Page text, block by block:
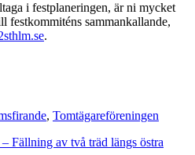
i festplaneringen, är ni mycket
festkommiténs sammankallande,
.
, Tomtägareföreningen
– Fällning av två träd längs östra